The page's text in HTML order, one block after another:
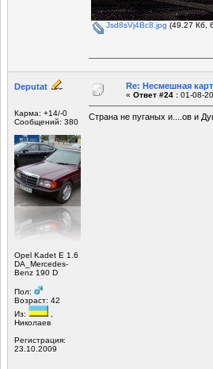
Jsd8sVj4Bc8.jpg (49.27 Кб,
Deputat
Карма: +14/-0
Сообщений: 380
Opel Kadet Е 1.6
DA_Mercedes-
Benz 190 D
Пол:
Возраст: 42
Из:
Николаев
Регистрация:
23.10.2009
Re: Несмешная
« Ответ #24 : 01-08-
Страна не пуганых и....ов и